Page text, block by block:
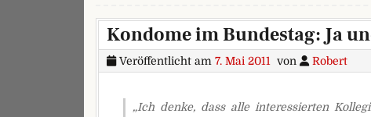
Kondome im Bundestag: Ja
Veröffentlicht am 7. Mai 2011 von Robert
„Ich denke, dass alle interessierten